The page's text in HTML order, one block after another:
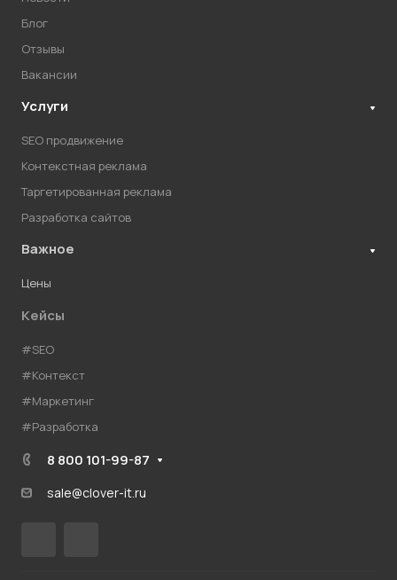
Блог
Отзывы
Вакансии
Услуги
SEO продвижение
Контекстная реклама
Таргетированная реклама
Разработка сайтов
Важное
Цены
Кейсы
#SEO
#Контекст
#Маркетинг
#Разработка
8 800 101-99-87
sale@clover-it.ru